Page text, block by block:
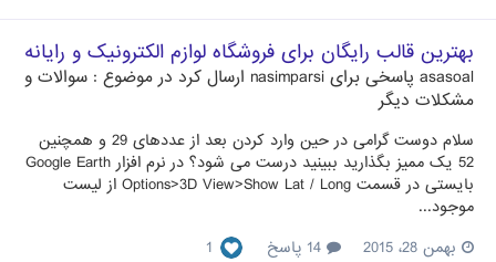
بهترین قالب رایگان برای فروشگاه لوازم الکترونیک و رایانه
asasoal پاسخی برای nasimparsi ارسال کرد در موضوع : سوالات و
مشکلات دیگر
سلام دوست گرامی در حین وارد کردن بعد از عددهای 29 و همچنین
52 یک ممیز بگذارید ببینید درست می شود؟ در نرم افزار Google Earth
بایستی در قسمت Options>3D View>Show Lat / Long از لیست
موجود...
بهمن 28، 2015
1